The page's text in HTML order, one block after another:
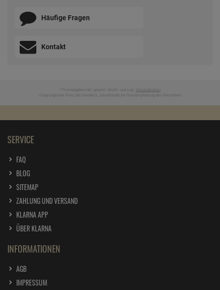
Häufige Fragen
Kontakt
* Preisangaben inkl. gesetzl. MwSt. und zzgl. Versandkosten
Ursprünglicher Preis des Händlers, Unverbindliche Preisempfehlung des Herstellers
SERVICE
FAQ
BLOG
SITEMAP
ZAHLUNG UND VERSAND
KLARNA APP
ÜBER KLARNA
INFORMATIONEN
AGB
IMPRESSUM